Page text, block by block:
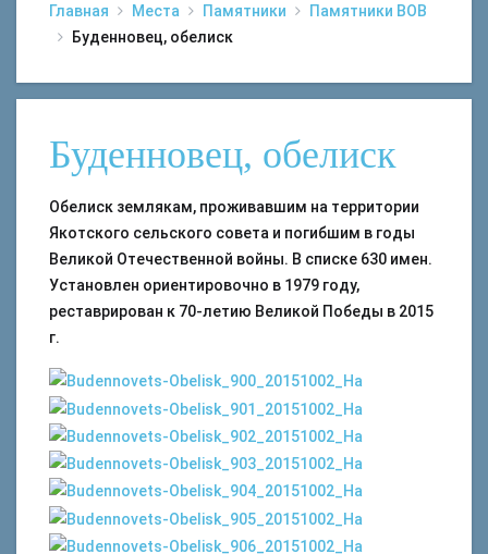
Главная Места Памятники
Памятники ВОВ
Буденновец, обелиск
Буденновец, обелиск
Обелиск землякам, проживавшим на территории
Якотского сельского совета и погибшим в годы
Великой Отечественной войны. В списке 630 имен.
Установлен ориентировочно в 1979 году,
реставрирован к 70-летию Великой Победы в 2015
г.